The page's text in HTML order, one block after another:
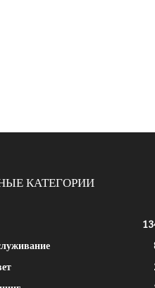
КАТЕГОРИИ